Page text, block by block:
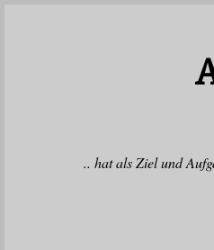
.. hat als Ziel und